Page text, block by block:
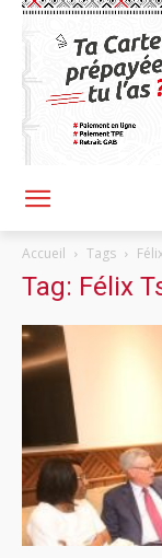
Accueil Tags
Tag: Félix